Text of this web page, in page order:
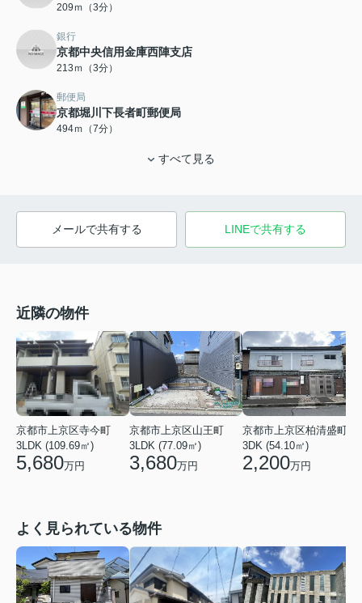
209ｍ（3分）
銀行
京都中央信用金庫西陣支店
213ｍ（3分）
郵便局
京都堀川下長者町郵便局
494ｍ（7分）
すべて見る
メールで共有する LINEで共有する
近隣の物件
京都市上京区寺今町
3LDK (109.69㎡)
5,680万円
京都市上京区山王町
3LDK (77.09㎡)
3,680万円
京都市上京区柏清盛町
3DK (54.10㎡)
2,200万円
よく見られている物件